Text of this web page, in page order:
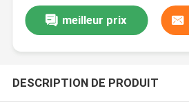
meilleur prix
DESCRIPTION DE PRODUIT